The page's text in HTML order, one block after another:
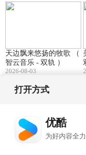
天边飘来悠扬的牧歌 （
智云音乐 - 双轨 ）
2026-08-03
打开方式
优酷
为好内容全